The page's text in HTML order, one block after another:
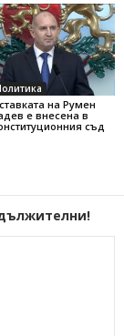
на Румен
е внесена в
съд